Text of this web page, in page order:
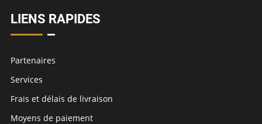
LIENS RAPIDES
Partenaires
Services
Frais et délais de livraison
Moyens de paiement